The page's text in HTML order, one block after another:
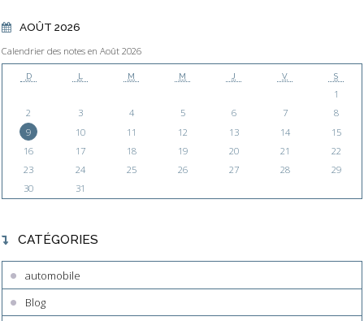
AOÛT 2026
Calendrier des notes en Août 2026
D L M M J V S
1
2
3 4 5 6 7
8
9
10 11 12 13 14
15
16
17 18 19 20 21
22
23
24 25 26 27 28
29
30
31
CATÉGORIES
automobile
Blog